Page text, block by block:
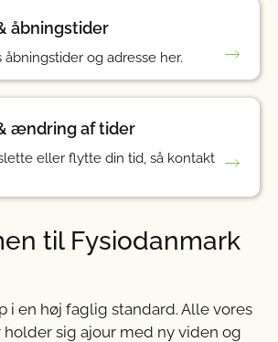
åbningstider
åbningstider og adresse her.
ændring af tider
eller flytte din tid, så kontakt
til Fysiodanmark
i en høj faglig standard. Alle vores
sig ajour med ny viden og